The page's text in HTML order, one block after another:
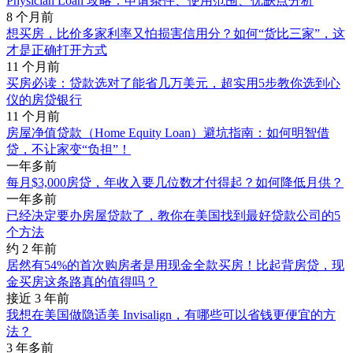
8 个月前
想买房，比价多家利率又怕损害信用分？如何“货比三家”，这
才是正确打开方式
11 个月前
买房必读：贷款选对了能省几万美元，超实用5步教你选到心
仪的房贷银行
11 个月前
房屋净值贷款（Home Equity Loan）避坑指南：如何明智借
贷，不让家变“负担”！
一年多前
每月$3,000房贷，年收入要几位数才付得起？如何降低月供？
一年多前
已经决定要办房屋贷款了，教你在美国找到最好贷款公司的5
个方法
约 2 年前
居然有54%的首次购房者是用现金全款买房！比起背房贷，现
金买房这条路真的值得吗？
接近 3 年前
我想在美国做隐适美 Invisalign，有哪些可以省钱更便宜的方
法？
3 年多前